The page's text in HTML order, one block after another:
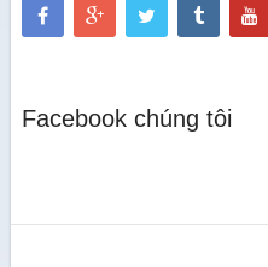
Facebook chúng tôi